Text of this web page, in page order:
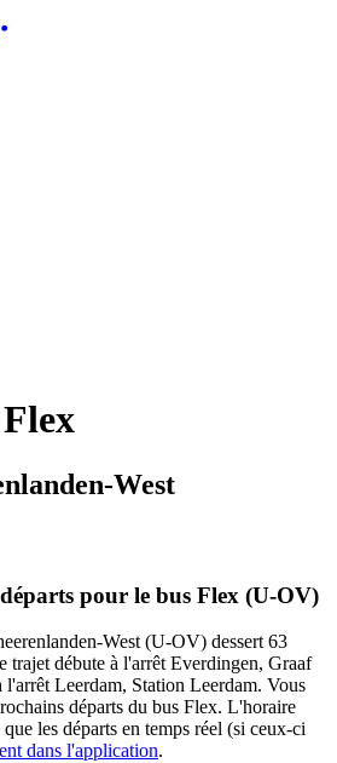
West
pour le bus Flex (U-OV)
West (U-OV) dessert 63
trajet débute à l'arrêt Everdingen, Graaf
l'arrêt Leerdam, Station Leerdam. Vous
départs du bus Flex. L'horaire
les départs en temps réel (si ceux-ci
dans l'application.